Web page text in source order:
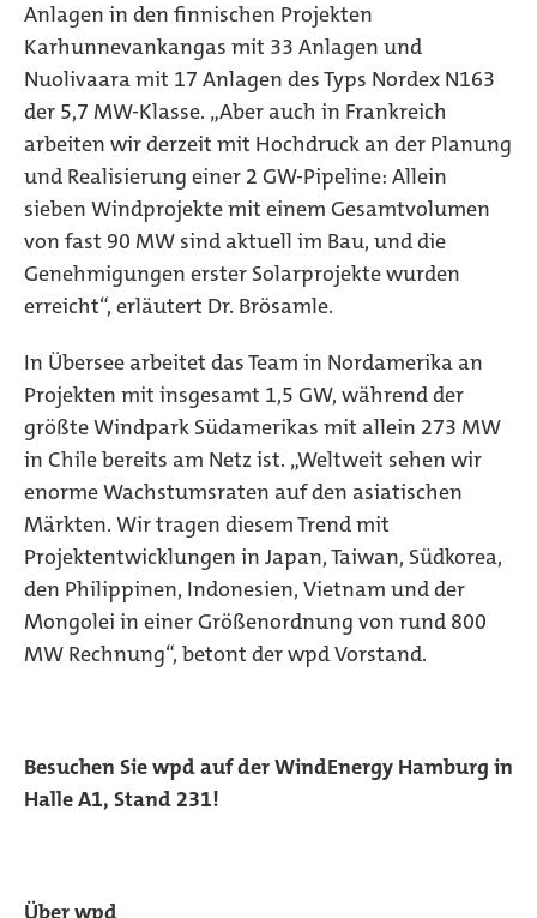
Anlagen in den finnischen Projekten
Karhunnevankangas mit 33 Anlagen und
Nuolivaara mit 17 Anlagen des Typs Nordex N163
der 5,7 MW-Klasse. „Aber auch in Frankreich
arbeiten wir derzeit mit Hochdruck an der Planung
und Realisierung einer 2 GW-Pipeline: Allein
sieben Windprojekte mit einem Gesamtvolumen
von fast 90 MW sind aktuell im Bau, und die
Genehmigungen erster Solarprojekte wurden
erreicht“, erläutert Dr. Brösamle.
In Übersee arbeitet das Team in Nordamerika an
Projekten mit insgesamt 1,5 GW, während der
größte Windpark Südamerikas mit allein 273 MW
in Chile bereits am Netz ist. „Weltweit sehen wir
enorme Wachstumsraten auf den asiatischen
Märkten. Wir tragen diesem Trend mit
Projektentwicklungen in Japan, Taiwan, Südkorea,
den Philippinen, Indonesien, Vietnam und der
Mongolei in einer Größenordnung von rund 800
MW Rechnung“, betont der wpd Vorstand.
Besuchen Sie wpd auf der WindEnergy Hamburg in
Halle A1, Stand 231!
Über wpd